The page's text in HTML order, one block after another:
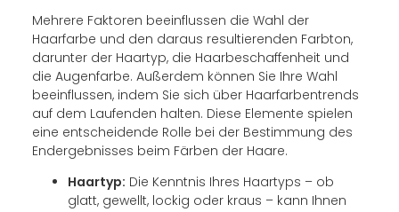
Mehrere Faktoren beeinflussen die Wahl der
Haarfarbe und den daraus resultierenden Farbton,
darunter der Haartyp, die Haarbeschaffenheit und
die Augenfarbe. Außerdem können Sie Ihre Wahl
beeinflussen, indem Sie sich über Haarfarbentrends
auf dem Laufenden halten. Diese Elemente spielen
eine entscheidende Rolle bei der Bestimmung des
Endergebnisses beim Färben der Haare.
Haartyp: Die Kenntnis Ihres Haartyps – ob
glatt, gewellt, lockig oder kraus – kann Ihnen